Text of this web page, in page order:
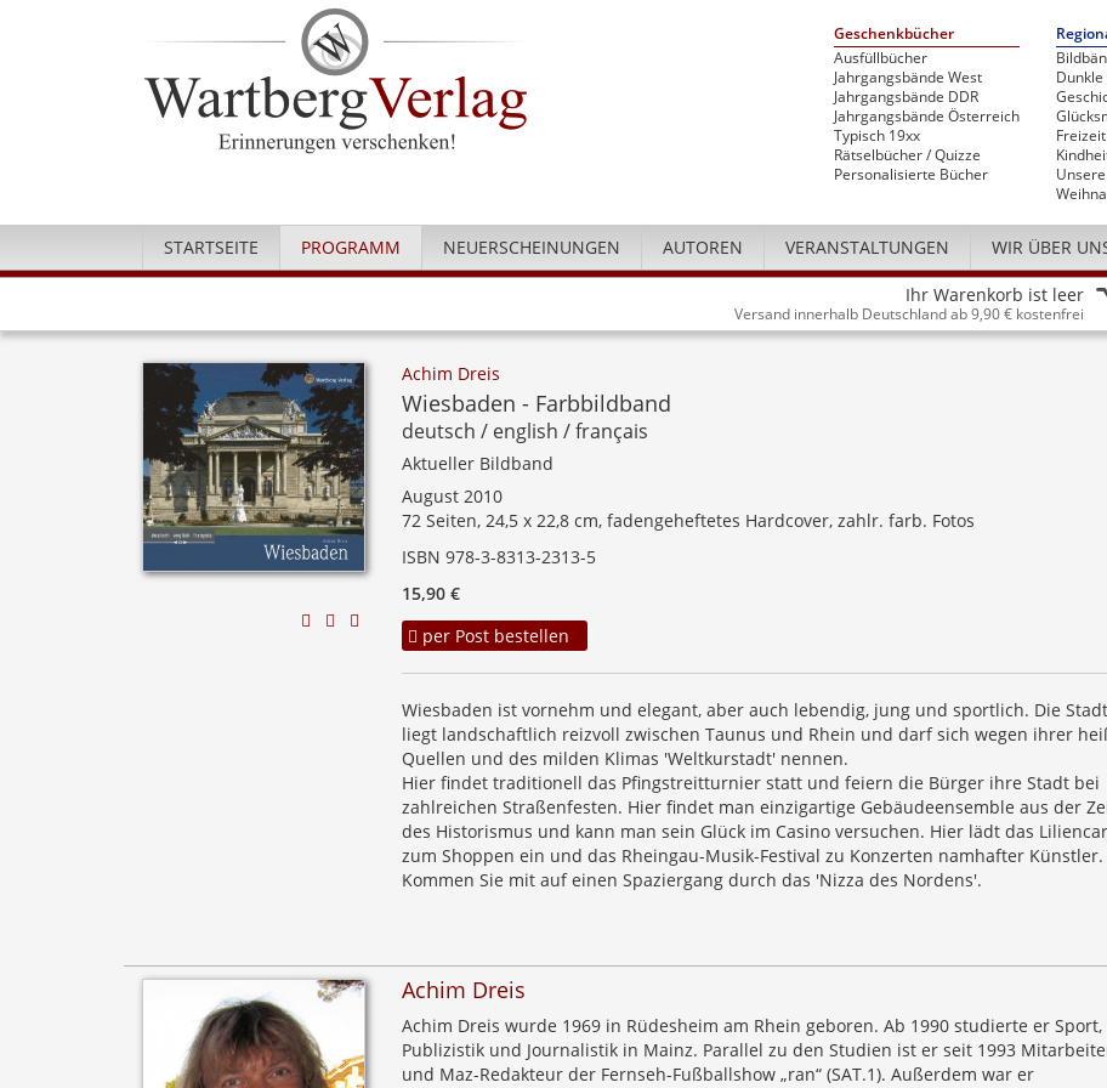
Geschenkbücher
Ausfüllbücher
Jahrgangsbände West
Jahrgangsbände DDR
Jahrgangsbände Österreich
Typisch 19xx
Rätselbücher / Quizze
Personalisierte Bücher
Freizeit
STARTSEITE PROGRAMM NEUERSCHEINUNGEN AUTOREN VERANSTALTUNGEN WIR ÜBER
Ihr Warenkorb ist leer
Versand innerhalb Deutschland ab 9,90 € kostenfrei
Achim Dreis
Wiesbaden - Farbbildband
deutsch / english / français
Aktueller Bildband
August 2010
72 Seiten, 24,5 x 22,8 cm, fadengeheftetes Hardcover, zahlr. farb. Fotos
ISBN 978-3-8313-2313-5
15,90 €
per Post bestellen
Wiesbaden ist vornehm und elegant, aber auch lebendig, jung und sportlich. Die Stadt
liegt landschaftlich reizvoll zwischen Taunus und Rhein und darf sich wegen ihrer
Quellen und des milden Klimas 'Weltkurstadt' nennen.
Hier findet traditionell das Pfingstreitturnier statt und feiern die Bürger ihre Stadt bei
zahlreichen Straßenfesten. Hier findet man einzigartige Gebäudeensemble aus der
des Historismus und kann man sein Glück im Casino versuchen. Hier lädt das
zum Shoppen ein und das Rheingau-Musik-Festival zu Konzerten namhafter Künstler.
Kommen Sie mit auf einen Spaziergang durch das 'Nizza des Nordens'.
Achim Dreis
Achim Dreis wurde 1969 in Rüdesheim am Rhein geboren. Ab 1990 studierte er Sport,
Publizistik und Journalistik in Mainz. Parallel zu den Studien ist er seit 1993
und Maz-Redakteur der Fernseh-Fußballshow „ran“ (SAT.1). Außerdem war er